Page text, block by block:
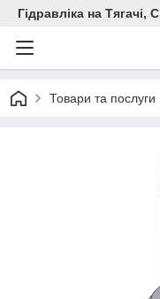
Гідравліка на Тягачі,
Товари та послуги